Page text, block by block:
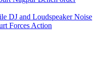
DJ and Loudspeaker Noise
Forces Action